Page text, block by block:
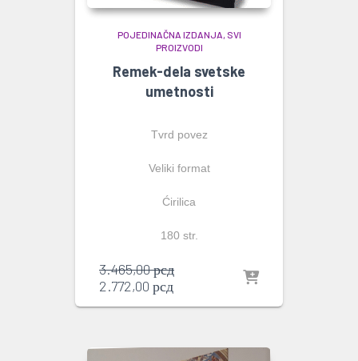
POJEDINAČNA IZDANJA SVI
PROIZVODI
Remek-dela svetske
umetnosti
Tvrd povez
Veliki format
Ćirilica
180 str.
3.465,00рсдOriginalna
2.772,00 рсдTrenutna